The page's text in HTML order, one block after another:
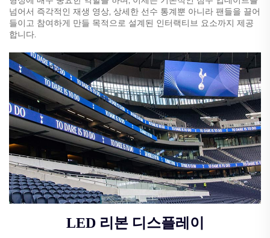
넘어서 즉각적인 재생 영상, 상세한 선수 통계뿐 아니라 팬들을 끌어
들이고 참여하게 만들 목적으로 설계된 인터랙티브 요소까지 제공
합니다.
LED 리본 디스플레이